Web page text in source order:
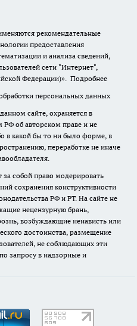
рекомендательные
предоставления
и анализа сведений,
сети "Интернет",
Федерации)». Подробнее
персональных данных
сайте, охраняется в
РФ об авторском праве и не
в какой бы то ни было форме, в
переработке не иначе
собой право модерировать
сохранения конструктивности
РФ и РТ. На сайте не
нецензурную брань,
возбуждающие ненависть или
достоинства, размещение
не соблюдающих эти
запросу в надзорные и